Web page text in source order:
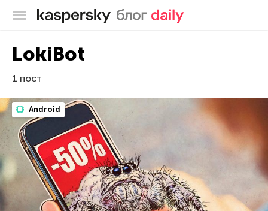
Блог Касперского
LokiBot
1 пост
Android